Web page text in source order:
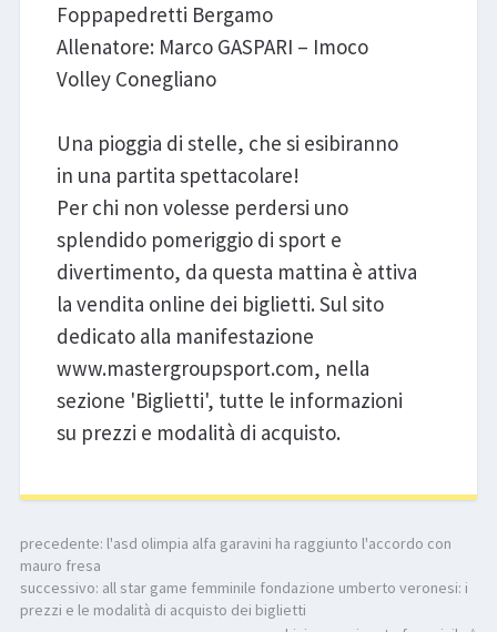
Foppapedretti Bergamo
Allenatore: Marco GASPARI – Imoco
Volley Conegliano
Una pioggia di stelle, che si esibiranno
in una partita spettacolare!
Per chi non volesse perdersi uno
splendido pomeriggio di sport e
divertimento, da questa mattina è attiva
la vendita online dei biglietti. Sul sito
dedicato alla manifestazione
www.mastergroupsport.com, nella
sezione 'Biglietti', tutte le informazioni
su prezzi e modalità di acquisto.
precedente: l'asd olimpia alfa garavini ha raggiunto l'accordo con
mauro fresa
successivo: all star game femminile fondazione umberto veronesi: i
prezzi e le modalità di acquisto dei biglietti